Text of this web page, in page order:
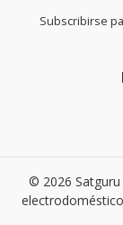
Subscribirse
© 2026